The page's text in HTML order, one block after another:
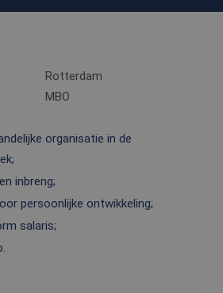
Rotterdam
MBO
organisatie in de
inbreng;
persoonlijke ontwikkeling;
salaris;